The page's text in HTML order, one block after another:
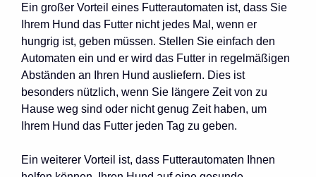
Ein großer Vorteil eines Futterautomaten ist, dass Sie
Ihrem Hund das Futter nicht jedes Mal, wenn er
hungrig ist, geben müssen. Stellen Sie einfach den
Automaten ein und er wird das Futter in regelmäßigen
Abständen an Ihren Hund ausliefern. Dies ist
besonders nützlich, wenn Sie längere Zeit von zu
Hause weg sind oder nicht genug Zeit haben, um
Ihrem Hund das Futter jeden Tag zu geben.
Ein weiterer Vorteil ist, dass Futterautomaten Ihnen